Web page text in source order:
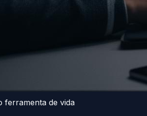
ferramenta de vida